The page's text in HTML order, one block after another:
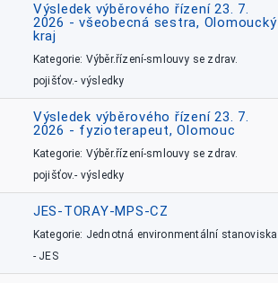
Výsledek výběrového řízení 23. 7.
2026 - všeobecná sestra, Olomoucký
kraj
Kategorie: Výběr.řízení-smlouvy se zdrav.
pojišťov.- výsledky
Výsledek výběrového řízení 23. 7.
2026 - fyzioterapeut, Olomouc
Kategorie: Výběr.řízení-smlouvy se zdrav.
pojišťov.- výsledky
JES-TORAY-MPS-CZ
Kategorie: Jednotná environmentální stanoviska
- JES